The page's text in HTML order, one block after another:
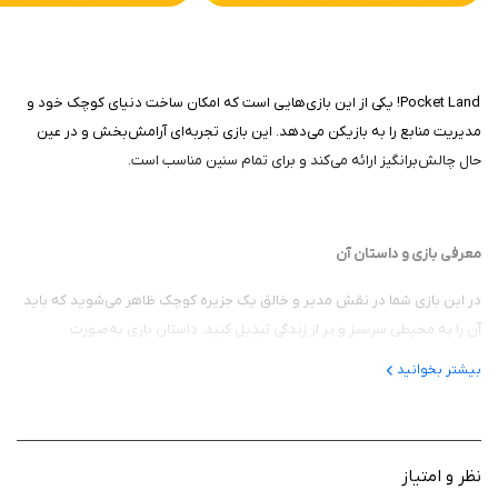
Pocket Land! یکی از این بازی‌هایی است که امکان ساخت دنیای کوچک خود و
مدیریت منابع را به بازیکن می‌دهد. این بازی تجربه‌ای آرامش‌بخش و در عین
حال چالش‌برانگیز ارائه می‌کند و برای تمام سنین مناسب است.
معرفی بازی و داستان آن
در این بازی شما در نقش مدیر و خالق یک جزیره کوچک ظاهر می‌شوید که باید
آن را به محیطی سرسبز و پر از زندگی تبدیل کنید. داستان بازی به‌صورت
بیشتر بخوانید
نظر و امتیاز